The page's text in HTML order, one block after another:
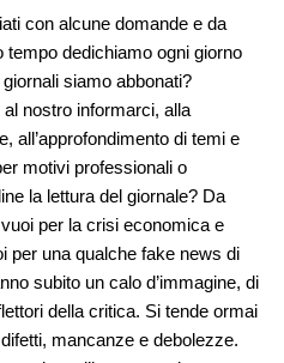
con alcune domande e da
dedichiamo ogni giorno
siamo abbonati?
nostro informarci, alla
all’approfondimento di temi e
motivi professionali o
la lettura del giornale? Da
per la crisi economica e
per una qualche fake news di
subito un calo d’immagine, di
della critica. Si tende ormai
mancanze e debolezze.